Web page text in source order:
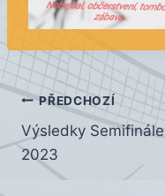
Navigace
pro
příspěvek
PŘEDCHOZÍ
Výsledky Semifinále
2023